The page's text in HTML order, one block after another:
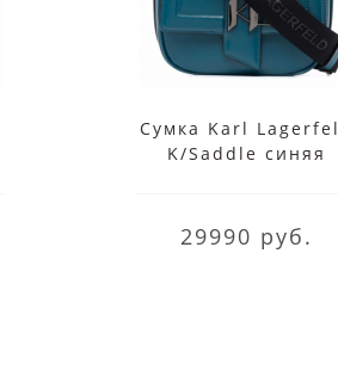
Сумка Karl
K/Saddle синяя
29990 руб.